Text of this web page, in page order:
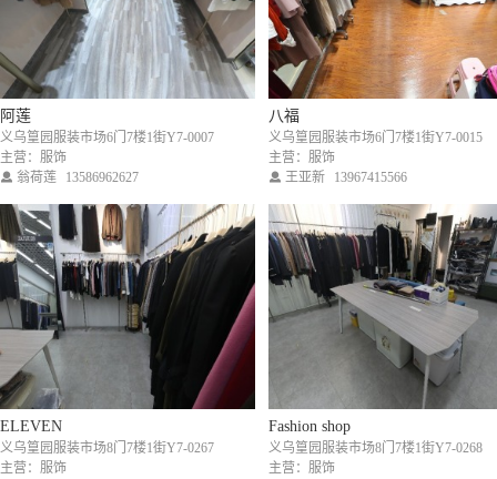
阿莲
义乌篁园服装市场6门7楼1街Y7-0007
主营：服饰
翁荷莲
13586962627
八福
义乌篁园服装市场6门7楼1街Y7-0015
主营：服饰
王亚新
13967415566
ELEVEN
义乌篁园服装市场8门7楼1街Y7-0267
主营：服饰
Fashion shop
义乌篁园服装市场8门7楼1街Y7-0268
主营：服饰